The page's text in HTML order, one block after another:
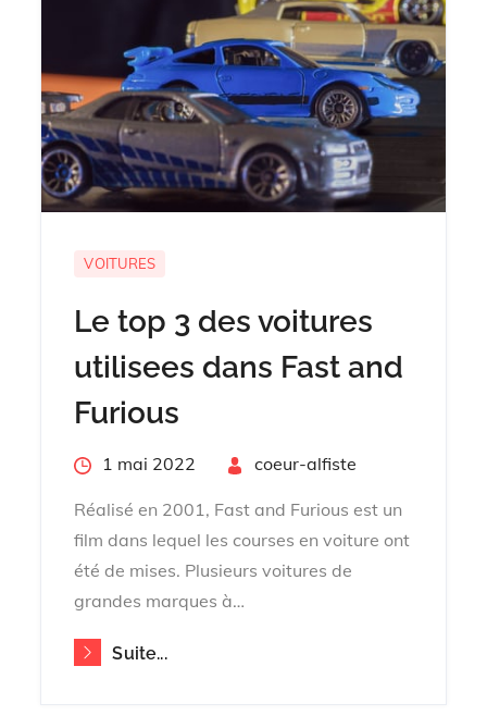
VOITURES
Le top 3 des voitures
utilisees dans Fast and
Furious
Posted1 mai 2022 coeur-alfiste
Réalisé en 2001, Fast and Furious est un
film dans lequel les courses en voiture ont
été de mises. Plusieurs voitures de
grandes marques à…
Suite...